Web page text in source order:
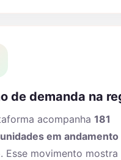
de demanda na
acompanha 181
em andamento
Esse movimento